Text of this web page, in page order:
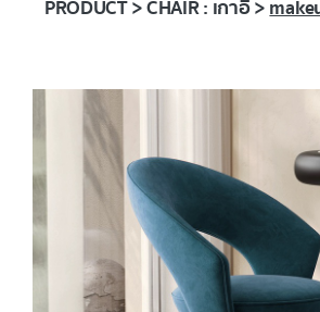
PRODUCT > CHAIR : เก้าอี้ >